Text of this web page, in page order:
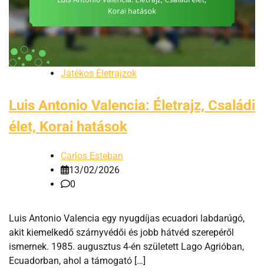
Játékos Életrajzok
Luis Antonio Valencia: Életrajz, Családi
élet, Korai hatások
Carlos Esteban
13/02/2026
0
Luis Antonio Valencia egy nyugdíjas ecuadori labdarúgó,
akit kiemelkedő szárnyvédői és jobb hátvéd szerepéről
ismernek. 1985. augusztus 4-én született Lago Agrióban,
Ecuadorban, ahol a támogató […]